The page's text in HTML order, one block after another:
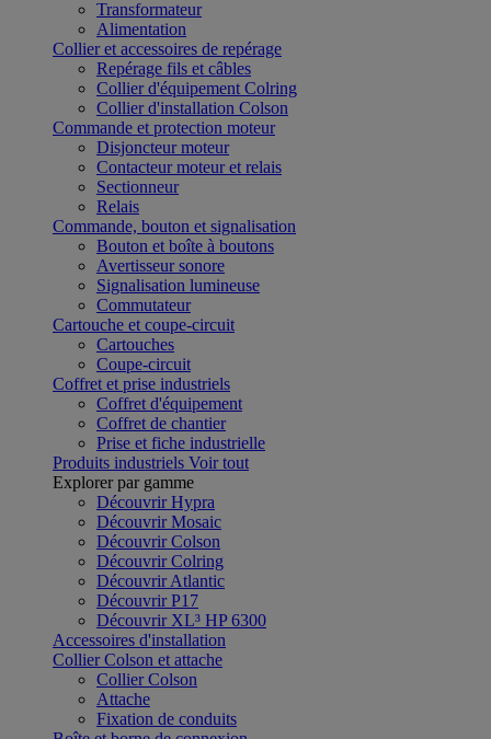
Transformateur
Alimentation
Collier et accessoires de repérage
Repérage fils et câbles
Collier d'équipement Colring
Collier d'installation Colson
Commande et protection moteur
Disjoncteur moteur
Contacteur moteur et relais
Sectionneur
Relais
Commande, bouton et signalisation
Bouton et boîte à boutons
Avertisseur sonore
Signalisation lumineuse
Commutateur
Cartouche et coupe-circuit
Cartouches
Coupe-circuit
Coffret et prise industriels
Coffret d'équipement
Coffret de chantier
Prise et fiche industrielle
Produits industriels Voir tout
Explorer par gamme
Découvrir Hypra
Découvrir Mosaic
Découvrir Colson
Découvrir Colring
Découvrir Atlantic
Découvrir P17
Découvrir XL³ HP 6300
Accessoires d'installation
Collier Colson et attache
Collier Colson
Attache
Fixation de conduits